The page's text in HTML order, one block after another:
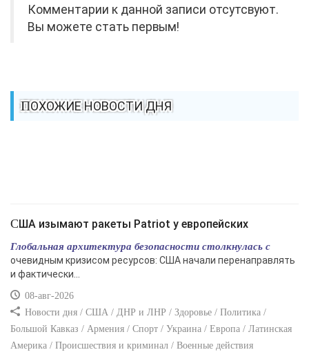
Комментарии к данной записи отсутсвуют.
Вы можете стать первым!
ПОХОЖИЕ НОВОСТИ ДНЯ
США изымают ракеты Patriot у европейских
Глобальная архитектура безопасности столкнулась с
очевидным кризисом ресурсов: США начали перенаправлять
и фактически...
08-авг-2026
Новости дня / США / ДНР и ЛНР / Здоровье / Политика /
Большой Кавказ / Армения / Спорт / Украина / Европа / Латинская
Америка / Происшествия и криминал / Военные действия